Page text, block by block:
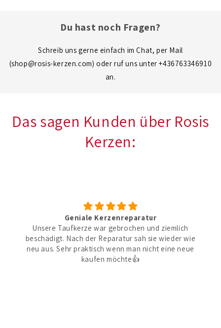
a
Du hast noch Fragen?
Schreib uns gerne einfach im Chat, per Mail
(shop@rosis-kerzen.com) oder ruf uns unter +436763346910
an.
Das sagen Kunden über Rosis
Kerzen:
Geniale Kerzenreparatur
Unsere Taufkerze war gebrochen und ziemlich
beschädigt. Nach der Reparatur sah sie wieder wie
neu aus. Sehr praktisch wenn man nicht eine neue
kaufen möchte👍